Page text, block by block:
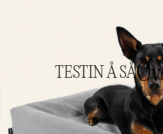
TESTIN Å SÅ